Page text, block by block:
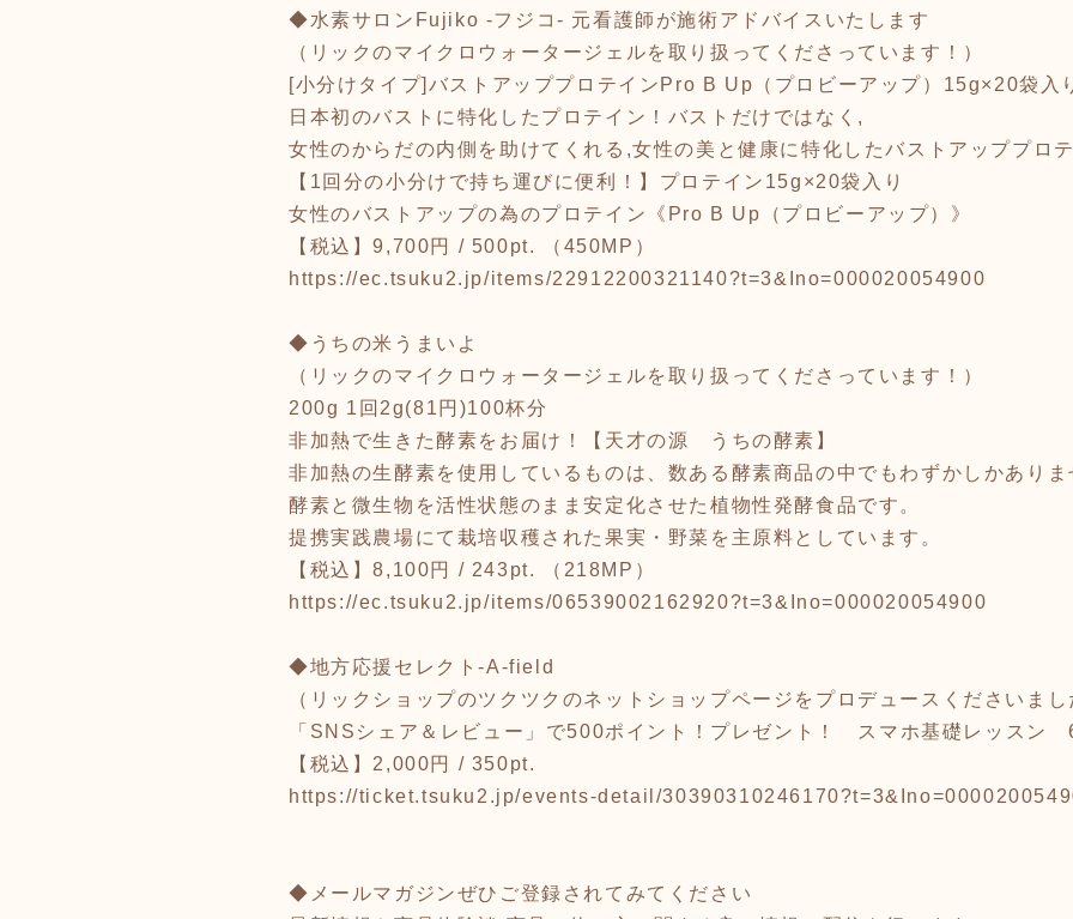
◆水素サロンFujiko -フジコ- 元看護師が施術アドバイスいたします
（リックのマイクロウォータージェルを取り扱ってくださっています！）
[小分けタイプ]バストアッププロテインPro B Up（プロビーアップ）15g×20袋入
日本初のバストに特化したプロテイン！バストだけではなく,
女性のからだの内側を助けてくれる,女性の美と健康に特化したバストアッププロ
【1回分の小分けで持ち運びに便利！】プロテイン15g×20袋入り
女性のバストアップの為のプロテイン《Pro B Up（プロビーアップ）》
【税込】9,700円 / 500pt. （450MP）
https://ec.tsuku2.jp/items/22912200321140?t=3&Ino=000020054900
◆うちの米うまいよ
（リックのマイクロウォータージェルを取り扱ってくださっています！）
200g 1回2g(81円)100杯分
非加熱で生きた酵素をお届け！【天才の源 うちの酵素】
非加熱の生酵素を使用しているものは、数ある酵素商品の中でもわずかしかありま
酵素と微生物を活性状態のまま安定化させた植物性発酵食品です。
提携実践農場にて栽培収穫された果実・野菜を主原料としています。
【税込】8,100円 / 243pt. （218MP）
https://ec.tsuku2.jp/items/06539002162920?t=3&Ino=000020054900
◆地方応援セレクト-A-field
（リックショップのツクツクのネットショップページをプロデュースくださいまし
「SNSシェア＆レビュー」で500ポイント！プレゼント！ スマホ基礎レッスン
【税込】2,000円 / 350pt.
https://ticket.tsuku2.jp/events-detail/
◆メールマガジンぜひご登録されてみてください